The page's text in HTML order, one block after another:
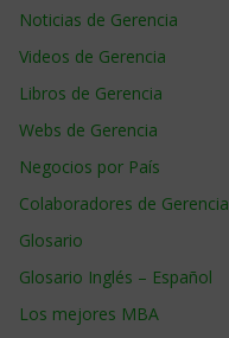
Noticias de Gerencia
Videos de Gerencia
Libros de Gerencia
Webs de Gerencia
Negocios por País
Colaboradores de Gerencia
Glosario
Glosario Inglés – Español
Los mejores MBA